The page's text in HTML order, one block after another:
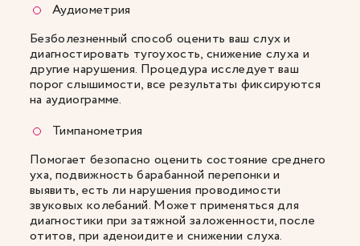
Аудиометрия
Безболезненный способ оценить ваш слух и
диагностировать тугоухость, снижение слуха и
другие нарушения. Процедура исследует ваш
порог слышимости, все результаты фиксируются
на аудиограмме.
Тимпанометрия
Помогает безопасно оценить состояние среднего
уха, подвижность барабанной перепонки и
выявить, есть ли нарушения проводимости
звуковых колебаний. Может применяться для
диагностики при затяжной заложенности, после
отитов, при аденоидите и снижении слуха.